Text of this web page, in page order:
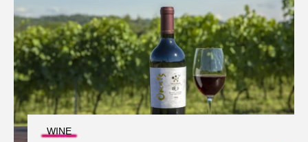
WINE